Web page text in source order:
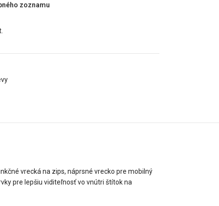
zoznamu
vrecká na zips, náprsné vrecko pre mobilný
pre lepšiu viditeľnosť vo vnútri štítok na